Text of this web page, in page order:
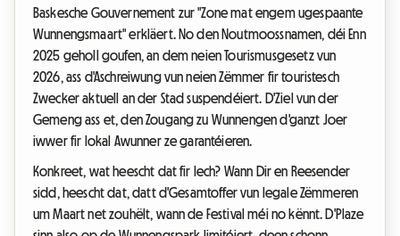
Baskesche Gouvernement zur "Zone mat engem ugespaante
Wunnengsmaart" erkläert. No den Noutmoossnamen, déi Enn
2025 geholl goufen, an dem neien Tourismusgesetz vun
2026, ass d'Aschreiwung vun neien Zëmmer fir touristesch
Zwecker aktuell an der Stad suspendéiert. D'Ziel vun der
Gemeng ass et, den Zougang zu Wunnengen d'ganzt Joer
iwwer fir lokal Awunner ze garantéieren.
Konkreet, wat heescht dat fir Iech? Wann Dir en Reesender
sidd, heescht dat, datt d'Gesamtoffer vun legale Zëmmeren
um Maart net zouhëlt, wann de Festival méi no kënnt. D'Plaze